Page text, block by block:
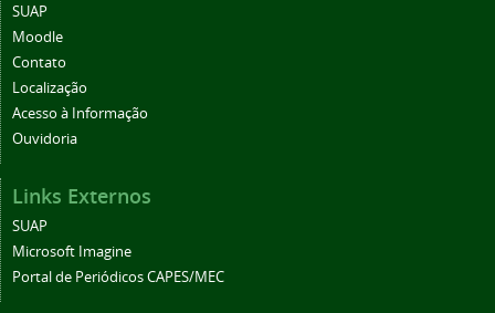
SUAP
Moodle
Contato
Localização
Acesso à Informação
Ouvidoria
Links Externos
SUAP
Microsoft Imagine
Portal de Periódicos CAPES/MEC